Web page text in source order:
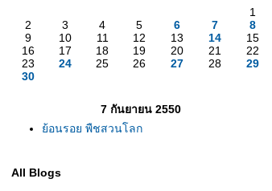
1
2
3 4 5 6 7
8
9
10 11 12 13 14
15
16
17 18 19 20 21
22
23
24 25 26 27 28
29
30
7 กันยายน 2550
้อนรอย พืชสวนโลก
All Blogs